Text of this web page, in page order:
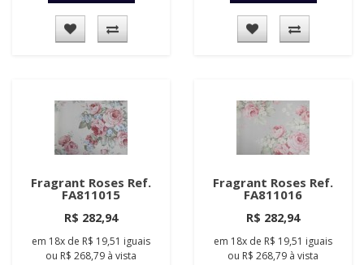
Fragrant Roses Ref.
FA811015
R$ 282,94
em 18x de R$ 19,51 iguais
ou R$ 268,79 à vista
Fragrant Roses Ref.
FA811016
R$ 282,94
em 18x de R$ 19,51 iguais
ou R$ 268,79 à vista